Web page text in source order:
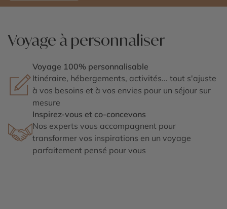
Voyage à personnaliser
Voyage 100% personnalisable
Itinéraire, hébergements, activités... tout s'ajuste
à vos besoins et à vos envies pour un séjour sur
mesure
Inspirez-vous et co-concevons
Nos experts vous accompagnent pour
transformer vos inspirations en un voyage
parfaitement pensé pour vous